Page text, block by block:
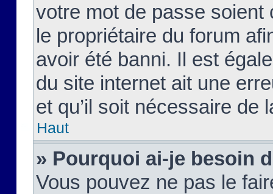
votre mot de passe soient
le propriétaire du forum
avoir été banni. Il est
du site internet ait une
et qu’il soit nécessaire de
Haut
» Pourquoi ai-je besoin
Vous pouvez ne pas le